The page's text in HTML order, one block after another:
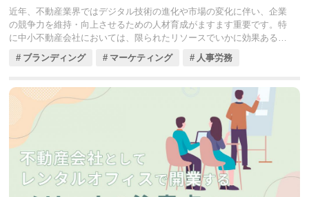
方を変革するための情報として、ぜひご活用ください。
近年、不動産業界ではデジタル技術の進化や市場の変化に伴い、企業
の競争力を維持・向上させるための人材育成がますます重要です。特
に中小不動産会社においては、限られたリソースでいかに効果ある人
材育成を行うかが、企業の成長を左右します。
今回の記事では、中小不動産会社が直面する人材育成の課題と、それ
最新テクノロジーを取り入れた人材育成の方法についても触れておき
ます。
ブランディング マーケティング 人事労務